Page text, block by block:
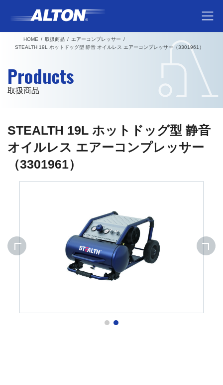
テ
ゲ
HOME 取扱商品
エアーコンプレッサー
STEALTH 19L ホットドッグ型 静音 オイルレス エアーコンプレッサー（3301961）
Products
取扱商品
STEALTH 19L ホットドッグ型 静音
オイルレス エアーコンプレッサー
（3301961）